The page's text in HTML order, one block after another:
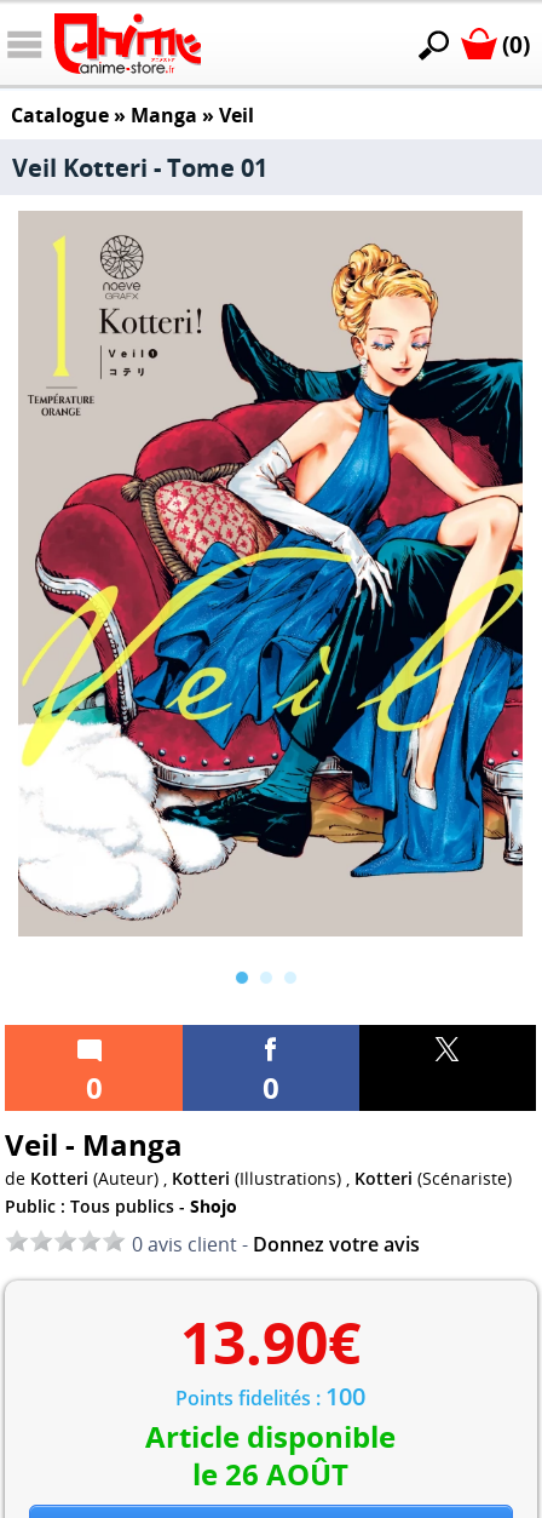
(0)
Catalogue» Manga » Veil
Veil Kotteri - Tome 01
0
0
Veil - Manga
de Kotteri (Auteur) , Kotteri (Illustrations) , Kotteri (Scénariste)
Public : Tous publics -Shojo
0 avis client - Donnez votre avis
13.90€
Points fidelités : 100
Article disponible
le 26 AOÛT